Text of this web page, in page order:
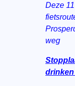
Deze
weg